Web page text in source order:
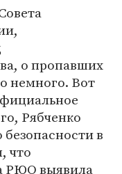
о пропавших
немного. Вот
Рябченко
в
что
РЮО выявила